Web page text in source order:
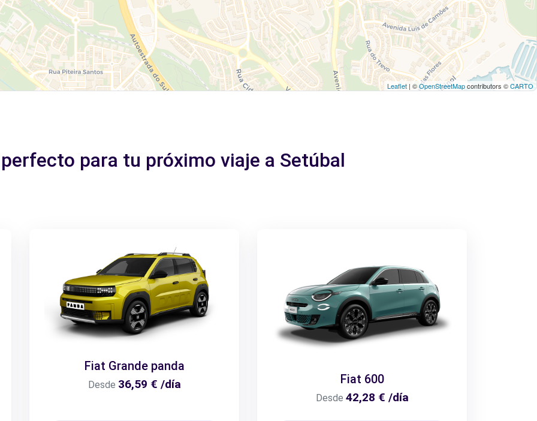
Leaflet | ©OpenStreetMapcontributors ©CARTO
para tu próximo viaje a Setúbal
Fiat Grande panda
Desde 36,59 € /día Fiat 600
Desde 42,28 € /día